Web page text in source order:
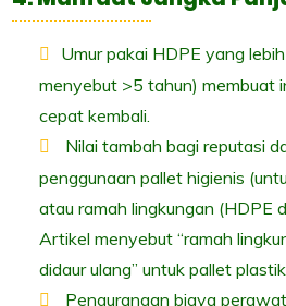
Umur pakai HDPE yang
menyebut >5 tahun) membuat
cepat kembali.
Nilai tambah bagi reputasi
penggunaan pallet higienis
atau ramah lingkungan (HDPE
Artikel menyebut “ramah
didaur ulang” untuk pallet
Pengurangan biaya